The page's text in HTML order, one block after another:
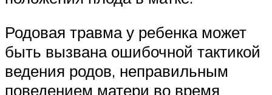
Родовая травма у ребенка может
быть вызвана ошибочной тактикой
ведения родов, неправильным
поведением матери во время